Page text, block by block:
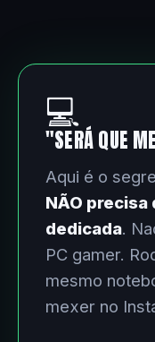
💻
"SERÁ QUE
Aqui é o
NÃO precisa
dedicada.
PC gamer.
mesmo
mexer no